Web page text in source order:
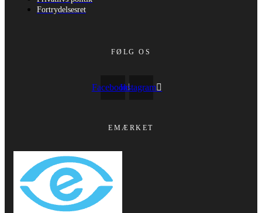
Fortrydelsesret
FØLG OS
FacebookInstagram
EMÆRKET